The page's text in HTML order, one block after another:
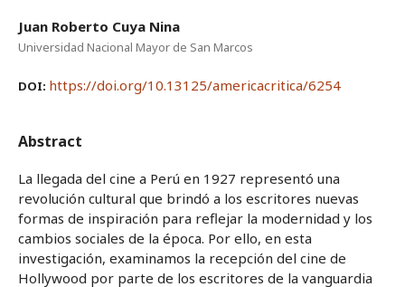
Juan Roberto Cuya Nina
Universidad Nacional Mayor de San Marcos
DOI: https://doi.org/10.13125/americacritica/6254
Abstract
La llegada del cine a Perú en 1927 representó una
revolución cultural que brindó a los escritores nuevas
formas de inspiración para reflejar la modernidad y los
cambios sociales de la época. Por ello, en esta
investigación, examinamos la recepción del cine de
Hollywood por parte de los escritores de la vanguardia